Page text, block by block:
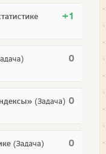
+1
0
0
(Задача)
0
(Задача)